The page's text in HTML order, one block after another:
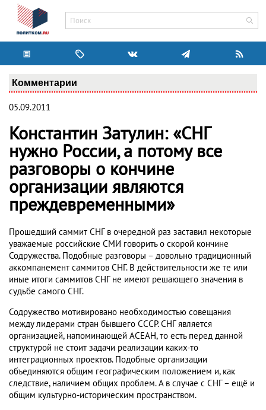
Комментарии
05.09.2011
Константин Затулин: «СНГ
нужно России, а потому все
разговоры о кончине
организации являются
преждевременными»
Прошедший саммит СНГ в очередной раз заставил некоторые
уважаемые российские СМИ говорить о скорой кончине
Содружества. Подобные разговоры – довольно традиционный
аккомпанемент саммитов СНГ. В действительности же те или
иные итоги саммитов СНГ не имеют решающего значения в
судьбе самого СНГ.
Содружество мотивировано необходимостью совещания
между лидерами стран бывшего СССР. СНГ является
организацией, напоминающей АСЕАН, то есть перед данной
структурой не стоит задачи реализации каких-то
интеграционных проектов. Подобные организации
объединяются общим географическим положением и, как
следствие, наличием общих проблем. А в случае с СНГ – ещё и
общим культурно-историческим пространством.